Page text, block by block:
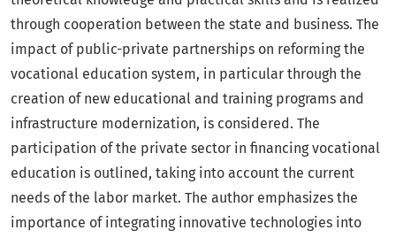
through cooperation between the state and business. The
impact of public-private partnerships on reforming the
vocational education system, in particular through the
creation of new educational and training programs and
infrastructure modernization, is considered. The
participation of the private sector in financing vocational
education is outlined, taking into account the current
needs of the labor market. The author emphasizes the
importance of integrating innovative technologies into